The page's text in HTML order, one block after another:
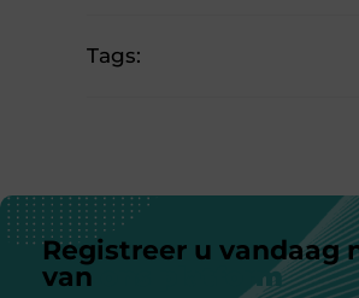
Tags:
Registreer u vandaag
van
ons platform